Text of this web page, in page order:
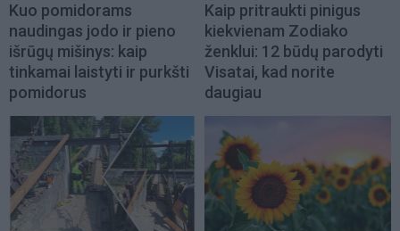
Kuo pomidorams
naudingas jodo ir pieno
išrūgų mišinys: kaip
tinkamai laistyti ir purkšti
pomidorus
Kaip pritraukti pinigus
kiekvienam Zodiako
ženklui: 12 būdų parodyti
Visatai, kad norite
daugiau